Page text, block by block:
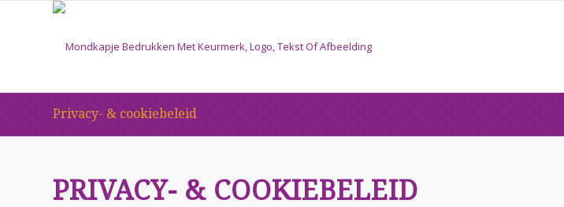
Privacy- & cookiebeleid
PRIVACY- & COOKIEBELEID